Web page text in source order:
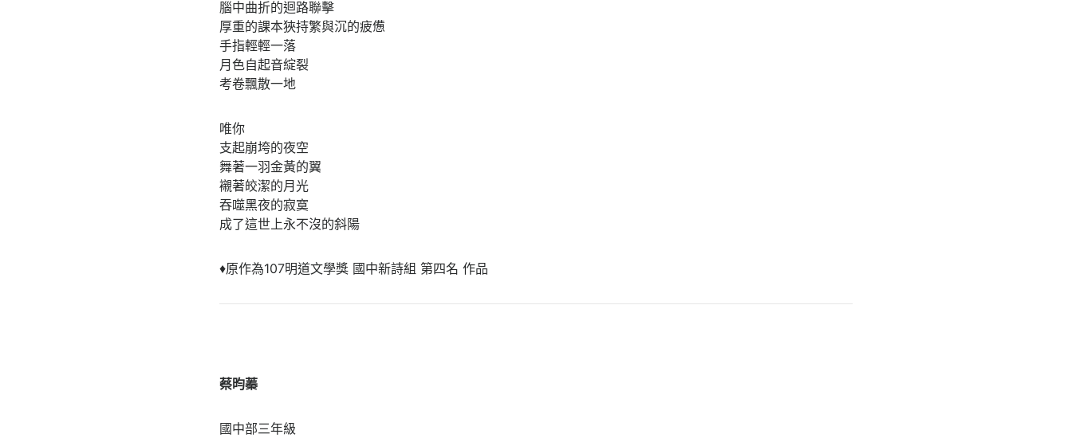
腦中曲折的迴路聯擊
厚重的課本狹持繁與沉的疲憊
手指輕輕一落
月色自起音綻裂
考卷飄散一地
唯你
支起崩垮的夜空
舞著一羽金黃的翼
襯著皎潔的月光
吞噬黑夜的寂寞
成了這世上永不沒的斜陽
♦原作為107明道文學獎 國中新詩組 第四名 作品
蔡昀蓁
國中部三年級